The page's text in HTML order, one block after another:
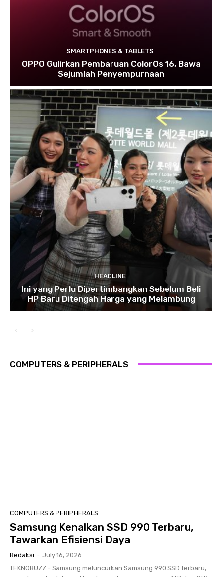
SMARTPHONES & TABLETS
OPPO Gulirkan Pembaruan ColorOs 16, Bawa
Sejumlah Penyempurnaan
HEADLINE
Ini yang Perlu Dipertimbangkan Sebelum Beli
HP Baru Ditengah Harga yang Melambung
COMPUTERS & PERIPHERALS
COMPUTERS & PERIPHERALS
Samsung Kenalkan SSD 990 Terbaru,
Tawarkan Efisiensi Daya
Redaksi - July 16, 2026
TEKNOBUZZ - Samsung meluncurkan Samsung 990 SSD terbaru,